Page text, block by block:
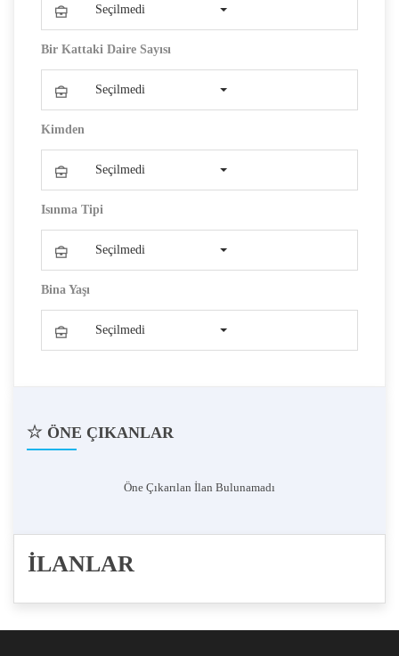
Seçilmedi
Bir Kattaki Daire Sayısı
Seçilmedi
Kimden
Seçilmedi
Isınma Tipi
Seçilmedi
Bina Yaşı
Seçilmedi
ÖNE ÇIKANLAR
Öne Çıkarılan İlan Bulunamadı
İLANLAR